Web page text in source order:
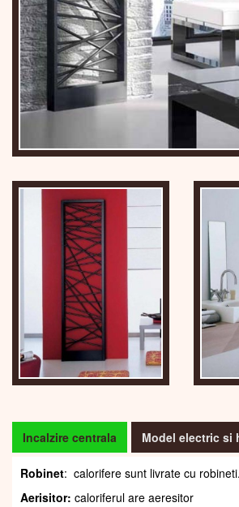
Incalzire centrala Model electric si
Robinet: calorifere sunt livrate cu
Aerisitor: caloriferul are aeresitor